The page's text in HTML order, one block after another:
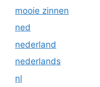
mooie zinnen
ned
nederland
nederlands
nl